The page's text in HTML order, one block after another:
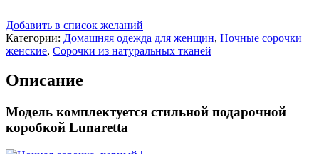
Добавить в список желаний
Категории: Домашняя одежда для женщин, Ночные сорочки
женские, Сорочки из натуральных тканей
Описание
Модель комплектуется стильной подарочной
коробкой Lunaretta